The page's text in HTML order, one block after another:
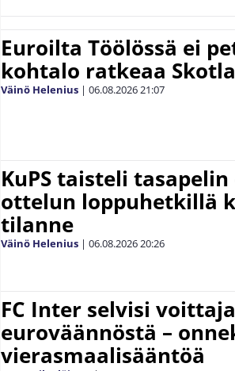
Euroilta Töölössä ei
kohtalo ratkeaa
Väinö Helenius | 06.08.202621:07
KuPS taisteli
ottelun loppuhetkillä
tilanne
Väinö Helenius | 06.08.202620:26
FC Inter selvisi
euroväännöstä –
vierasmaalisääntöä